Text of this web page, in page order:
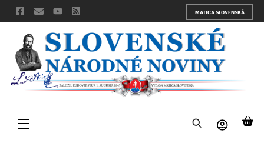
Skip
to
content
MATICA SLOVENSKÁ
Menu